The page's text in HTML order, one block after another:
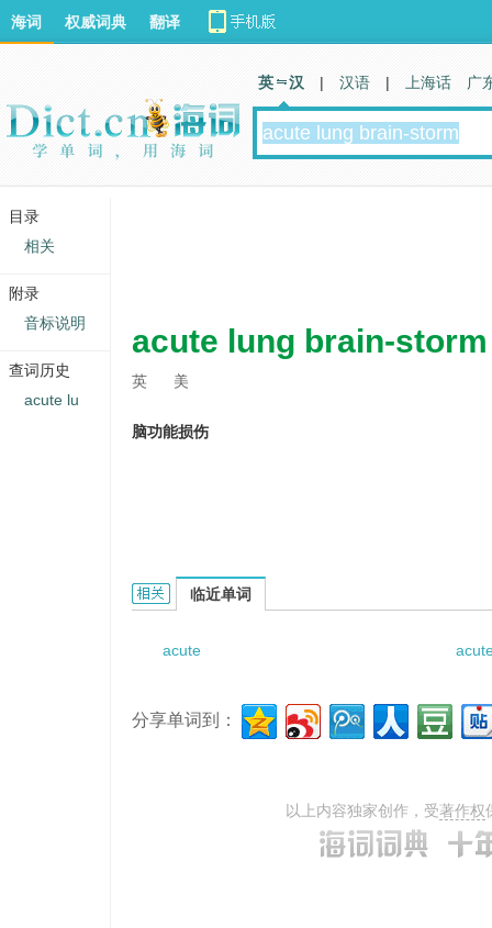
acute lung brain-storm
英 美
脑功能损伤
Acute lung brain-storm的相关资料：
临近单词
acute
分享单词到：
以上内容独家创作，受著作权
海词 权威词典 翻译
英 汉 | 汉语 | 上海话 广
目录
相关
附录
音标说明
查词历史
acute lu